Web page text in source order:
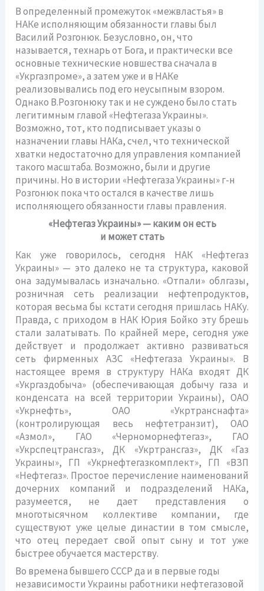
В определенный промежуток «межвластья» в
НАКе исполняющим обязанности главы был
Василий Розгонюк. Безусловно, он, что
называется, технарь от Бога, и практически все
основные технические новшества сначала в
«Укргазпроме», а затем уже и в НАКе
реализовывались под его неусыпным взором.
Однако В.Розгонюку так и не суждено было стать
легитимным главой «Нефтегаза Украины».
Возможно, тот, кто подписывает указы о
назначении главы НАКа, счел, что технической
хватки недостаточно для управления компанией
такого масштаба. Возможно, были и другие
причины. Но в истории «Нефтегаза Украины» г-н
Розгонюк пока что остался в качестве лишь
исполняющего обязанности главы правления.
«Нефтегаз Украины» — каким он есть
и может стать
Как уже говорилось, сегодня НАК «Нефтегаз
Украины» — это далеко не та структура, каковой
она задумывалась изначально. «Отпали» облгазы,
розничная сеть реализации нефтепродуктов,
которая весьма бы кстати сегодня пришлась НАКу.
Правда, с приходом в НАК Юрия Бойко эту брешь
стали залатывать. По крайней мере, сегодня уже
действует и продолжает активно развиваться
сеть фирменных АЗС «Нефтегаза Украины». В
настоящее время в структуру НАКа входят ДК
«Укргаздобыча» (обеспечивающая добычу газа и
конденсата на всей территории Украины), ОАО
«Укрнефть», ОАО «Укртранснафта»
(контролирующая весь нефтетранзит), ОАО
«Азмол», ГАО «Черноморнефтегаз», ГАО
«Укрспецтрансгаз», ДК «Укртрансгаз», ДК «Газ
Украины», ГП «Укрнефтегазкомплект», ГП «ВЗП
«Нефтегаз». Простое перечисление наименований
дочерних компаний и подразделений НАКа,
разумеется, не дает представления о
многотысячном коллективе компании, где
существуют уже целые династии в том смысле,
что отец передает свой опыт сыну и тот уже
быстрее обучается мастерству.
Во времена бывшего СССР да и в первые годы
независимости Украины работники нефтегазовой